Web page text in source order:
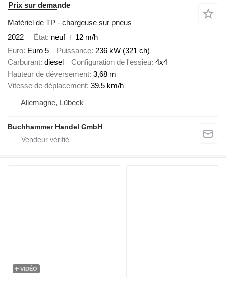
Prix sur demande
Matériel de TP - chargeuse sur pneus
2022
État neuf
12 m/h
Euro Euro 5 Puissance 236 kW (321 ch)
Carburant diesel Configuration de l'essieu 4x4
Hauteur de déversement 3,68 m
Vitesse de déplacement 39,5 km/h
Allemagne, Lübeck
Buchhammer Handel GmbH
VIDÉO